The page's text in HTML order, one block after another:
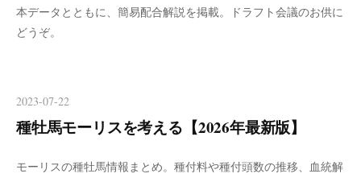
本データとともに、簡易配合解説を掲載。ドラフト会議のお供に
どうぞ。
2023-07-22
種牡馬モーリスを考える【2026年最新版】
モーリスの種牡馬情報まとめ。種付料や種付頭数の推移、血統解